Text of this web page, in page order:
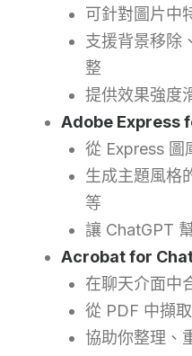
可針對圖片中
支援背景移除
整
提供效果強度
Adobe Express
從 Express 圖
生成主題風格
等
讓 ChatGPT
Acrobat for
在聊天介面中
從 PDF 中擷
協助你整理、